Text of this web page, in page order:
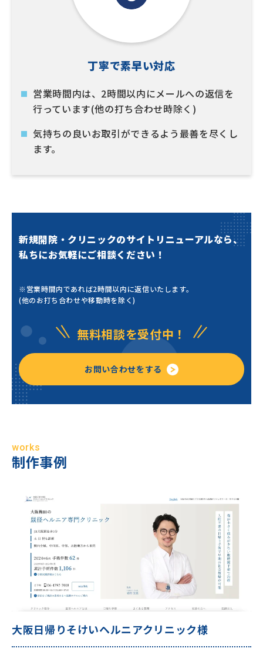
丁寧で素早い対応
営業時間内は、2時間以内にメールへの返信を
行っています(他の打ち合わせ時除く)
気持ちの良いお取引ができるよう最善を尽くし
ます。
新規開院・クリニックのサイトリニューアルなら、
私ちにお気軽にご相談ください！
※営業時間内であれば2時間以内に返信いたします。
(他のお打ち合わせや移動時を除く)
無料相談を受付中！
お問い合わせをする
works
制作事例
大阪日帰りそけいヘルニアクリニック様